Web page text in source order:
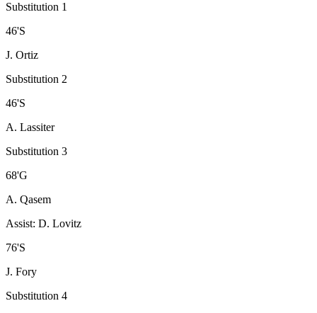
Substitution 1
46'S
J. Ortiz
Substitution 2
46'S
A. Lassiter
Substitution 3
68'G
A. Qasem
Assist: D. Lovitz
76'S
J. Fory
Substitution 4